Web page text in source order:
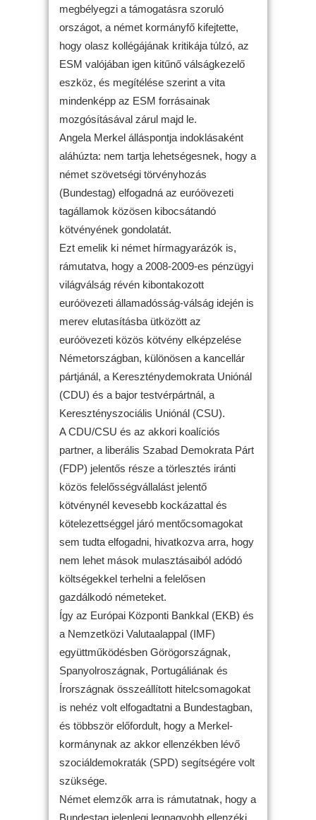
megbélyegzi a támogatásra szoruló
országot, a német kormányfő kifejtette,
hogy olasz kollégájának kritikája túlzó, az
ESM valójában igen kitűnő válságkezelő
eszköz, és megítélése szerint a vita
mindenképp az ESM forrásainak
mozgósításával zárul majd le.
Angela Merkel álláspontja indoklásaként
aláhúzta: nem tartja lehetségesnek, hogy a
német szövetségi törvényhozás
(Bundestag) elfogadná az euróövezeti
tagállamok közösen kibocsátandó
kötvényének gondolatát.
Ezt emelik ki német hírmagyarázók is,
rámutatva, hogy a 2008-2009-es pénzügyi
világválság révén kibontakozott
euróövezeti államadósság-válság idején is
merev elutasításba ütközött az
euróövezeti közös kötvény elképzelése
Németországban, különösen a kancellár
pártjánál, a Kereszténydemokrata Uniónál
(CDU) és a bajor testvérpártnál, a
Keresztényszociális Uniónál (CSU).
A CDU/CSU és az akkori koalíciós
partner, a liberális Szabad Demokrata Párt
(FDP) jelentős része a törlesztés iránti
közös felelősségvállalást jelentő
kötvénynél kevesebb kockázattal és
kötelezettséggel járó mentőcsomagokat
sem tudta elfogadni, hivatkozva arra, hogy
nem lehet mások mulasztásaiból adódó
költségekkel terhelni a felelősen
gazdálkodó németeket.
Így az Európai Központi Bankkal (EKB) és
a Nemzetközi Valutaalappal (IMF)
együttműködésben Görögországnak,
Spanyolroszágnak, Portugáliának és
Írországnak összeállított hitelcsomagokat
is nehéz volt elfogadtatni a Bundestagban,
és többször előfordult, hogy a Merkel-
kormánynak az akkor ellenzékben lévő
szociáldemokraták (SPD) segítségére volt
szüksége.
Német elemzők arra is rámutatnak, hogy a
Bundestag jelenlegi legnagyobb ellenzéki